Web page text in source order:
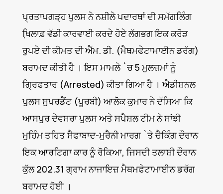
ਪ੍ਰਤਾਪਗੜ੍ਹ ਪੁਲਸ ਨੇ ਨਸ਼ੀਲੇ ਪਦਾਰਥਾਂ ਦੀ ਸਮੱਗਲਿੰਗ
ਖਿ਼ਲਾਫ਼ ਵੱਡੀ ਕਾਰਵਾਈ ਕਰਦੇ ਹੋਏ ਲੱਗਭਗ ਇਕ ਕਰੋੜ
ਰੁਪਏ ਦੀ ਕੀਮਤ ਦੀ ਐੱਮ. ਡੀ. (ਮੈਥਮਫੇਟਾਮਾਈਨ ਡਰੱਗ)
ਬਰਾਮਦ ਕੀਤੀ ਹੈ । ਇਸ ਮਾਮਲੇ `ਚ 5 ਮੁਲਜ਼ਮਾਂ ਨੂੰ
ਗ੍ਰਿਫਤਾਰ (Arrested) ਕੀਤਾ ਗਿਆ ਹੈ । ਐਡੀਸ਼ਨਲ
ਪੁਲਸ ਸੁਪਰਡੈਂਟ (ਪੂਰਬੀ) ਆਲੋਕ ਕੁਮਾਰ ਨੇ ਦੱਸਿਆ ਕਿ
ਆਸਪੁਰ ਦੇਵਸਰਾ ਪੁਲਸ ਅਤੇ ਸਪੈਸ਼ਲ ਟੀਮ ਨੇ ਸਾਂਝੀ
ਮੁਹਿੰਮ ਤਹਿਤ ਸੈਫਾਬਾਦ-ਮੁਰੈਨੀ ਮਾਰਗ `ਤੇ ਚੈਕਿੰਗ ਦੌਰਾਨ
ਇਕ ਆਰਟਿਗਾ ਕਾਰ ਨੂੰ ਰੋਕਿਆ, ਜਿਸਦੀ ਤਲਾਸ਼ੀ ਦੌਰਾਨ
ਕੁੱਲ 202.31 ਗ੍ਰਾਮ ਨਾਜਾਇਜ਼ ਮੈਥਮਫੇਟਾਮਾਈਨ ਡਰੱਗ
ਬਰਾਮਦ ਹੋਈ ।